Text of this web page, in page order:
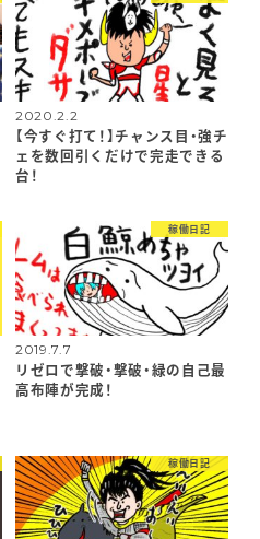
2020.2.2
【今すぐ打て！】チャンス目・強チ
ェを数回引くだけで完走できる
台！
稼働日記
2019.7.7
リゼロで撃破・撃破・緑の自己最
高布陣が完成！
稼働日記